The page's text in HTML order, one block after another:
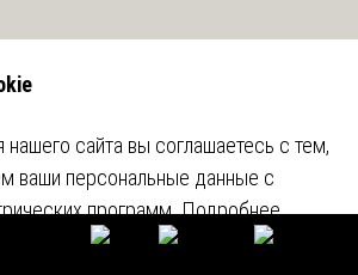
сайта вы соглашаетесь с тем,
ваши персональные данные с
программ.Подробнее